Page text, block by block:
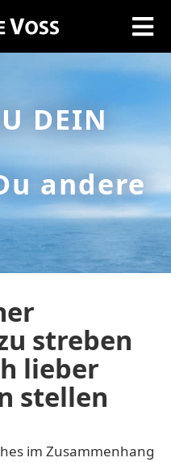
DEIN
andere
streben
lieber
stellen
im Zusammenhang